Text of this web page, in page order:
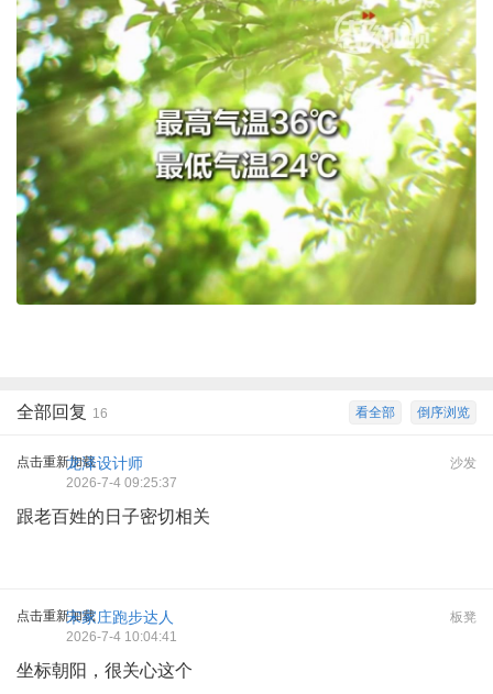
倒序浏览
看全部
全部回复 16
点击重新加载 沙发
龙泽设计师
2026-7-4 09:25:37
跟老百姓的日子密切相关
点击重新加载 板凳
宋家庄跑步达人
2026-7-4 10:04:41
坐标朝阳，很关心这个